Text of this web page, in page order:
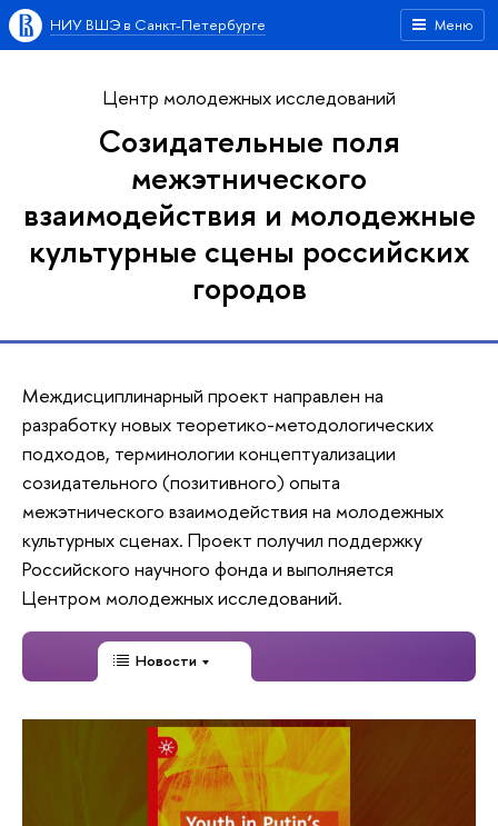
Меню
НИУ ВШЭ в Санкт-Петербурге
Центр молодежных исследований
Созидательные поля
межэтнического
взаимодействия и молодежные
культурные сцены российских
городов
Междисциплинарный проект направлен на
разработку новых теоретико-методологических
подходов, терминологии концептуализации
созидательного (позитивного) опыта
межэтнического взаимодействия на молодежных
культурных сценах. Проект получил поддержку
Российского научного фонда и выполняется
Центром молодежных исследований.
Новости